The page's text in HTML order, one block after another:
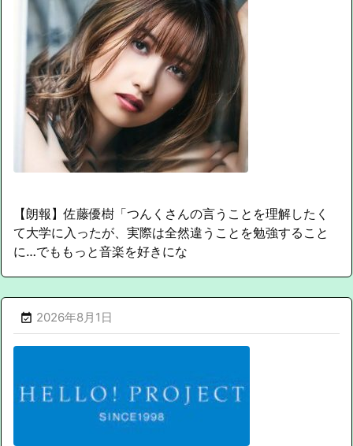
【朗報】佐藤優樹「つんくさんの言うことを理解したく
て大学に入ったが、実際は全然違うことを勉強すること
に…でももっと音楽を好きにな
 2026年8月1日